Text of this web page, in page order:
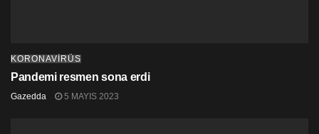
KORONAVİRÜS
Pandemi resmen sona erdi
Gazedda 5 MAYIS 2023